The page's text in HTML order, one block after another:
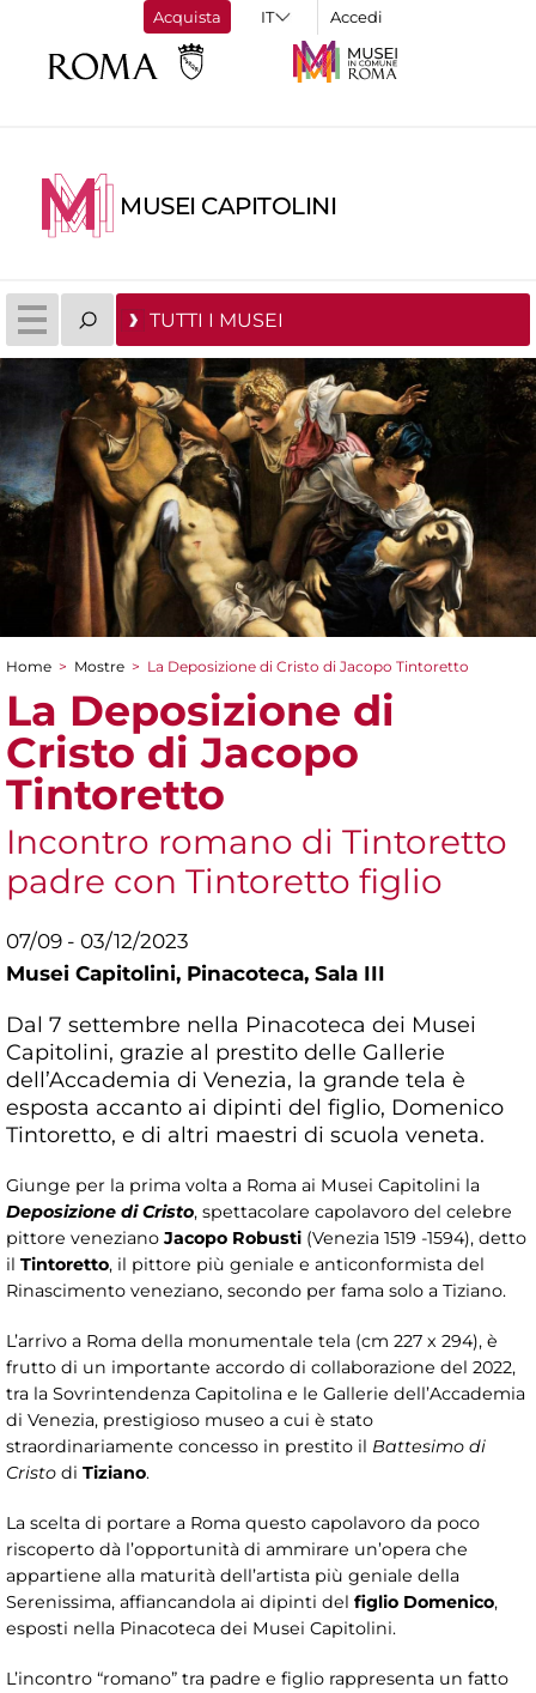
Acquista Accedi
MUSEI CAPITOLINI
TUTTI I MUSEI
Tu sei qui
Home > Mostre > La Deposizione di Cristo di Jacopo Tintoretto
La Deposizione di
Cristo di Jacopo
Tintoretto
Incontro romano di Tintoretto
padre con Tintoretto figlio
07/09 - 03/12/2023
Musei Capitolini, Pinacoteca, Sala III
Dal 7 settembre nella Pinacoteca dei Musei
Capitolini, grazie al prestito delle Gallerie
dell’Accademia di Venezia, la grande tela è
esposta accanto ai dipinti del figlio, Domenico
Tintoretto, e di altri maestri di scuola veneta.
Giunge per la prima volta a Roma ai Musei Capitolini la
Deposizione di Cristo, spettacolare capolavoro del celebre
pittore veneziano Jacopo Robusti (Venezia 1519 -1594), detto
il Tintoretto, il pittore più geniale e anticonformista del
Rinascimento veneziano, secondo per fama solo a Tiziano.
L’arrivo a Roma della monumentale tela (cm 227 x 294), è
frutto di un importante accordo di collaborazione del 2022,
tra la Sovrintendenza Capitolina e le Gallerie dell’Accademia
di Venezia, prestigioso museo a cui è stato
straordinariamente concesso in prestito il Battesimo di
Cristo di Tiziano.
La scelta di portare a Roma questo capolavoro da poco
riscoperto dà l’opportunità di ammirare un’opera che
appartiene alla maturità dell’artista più geniale della
Serenissima, affiancandola ai dipinti del figlio Domenico,
esposti nella Pinacoteca dei Musei Capitolini.
L’incontro “romano” tra padre e figlio rappresenta un fatto